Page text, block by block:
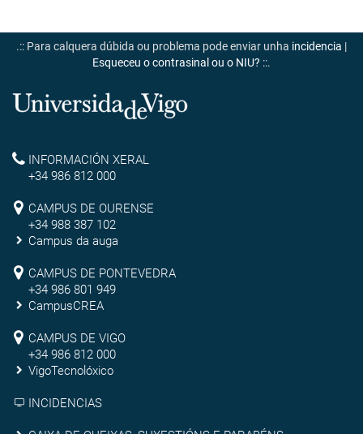
.:: Para calquera dúbida ou problema pode enviar unha incidencia |
Esqueceu o contrasinal ou o NIU? ::.
Universidade
Vigo
Reitoría
INFORMACIÓN XERAL
+34 986 812 000
Campus
de
Ourense
CAMPUS DE OURENSE
+34 988 387 102
Campus da auga
Campus
de
Pontevedra
CAMPUS DE PONTEVEDRA
+34 986 801 949
CampusCREA
Campus
de
Vigo
CAMPUS DE VIGO
+34 986 812 000
VigoTecnolóxico
INCIDENCIAS